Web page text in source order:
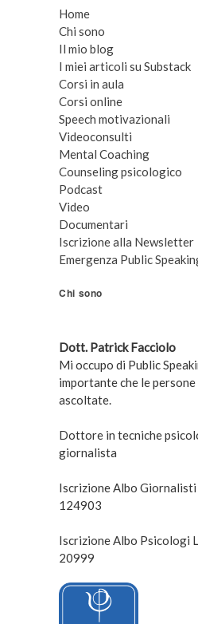
Home
Chi sono
Il mio blog
I miei articoli su Substack
Corsi in aula
Corsi online
Speech motivazionali
Videoconsulti
Mental Coaching
Counseling psicologico
Podcast
Video
Documentari
Iscrizione alla Newsletter
Emergenza Public
Chi sono
Dott. Patrick Facciolo
Mi occupo di Public
importante che le
ascoltate.
Dottore in tecniche
giornalista
Iscrizione Albo Giornalisti
124903
Iscrizione Albo Psicologi
20999